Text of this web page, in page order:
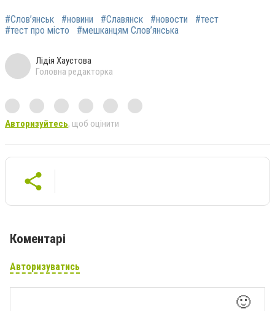
#Слов’янськ #новини #Славянск #новости
#тест
#тест про місто
#мешканцям Слов’янська
Лідія Хаустова
Головна редакторка
Авторизуйтесь, щоб оцінити
Коментарі
Авторизуватись
🙂